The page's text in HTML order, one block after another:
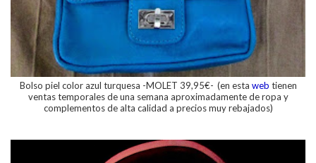
Bolso piel color azul turquesa -MOLET 39,95€- (en esta web tienen
ventas temporales de una semana aproximadamente de ropa y
complementos de alta calidad a precios muy rebajados)